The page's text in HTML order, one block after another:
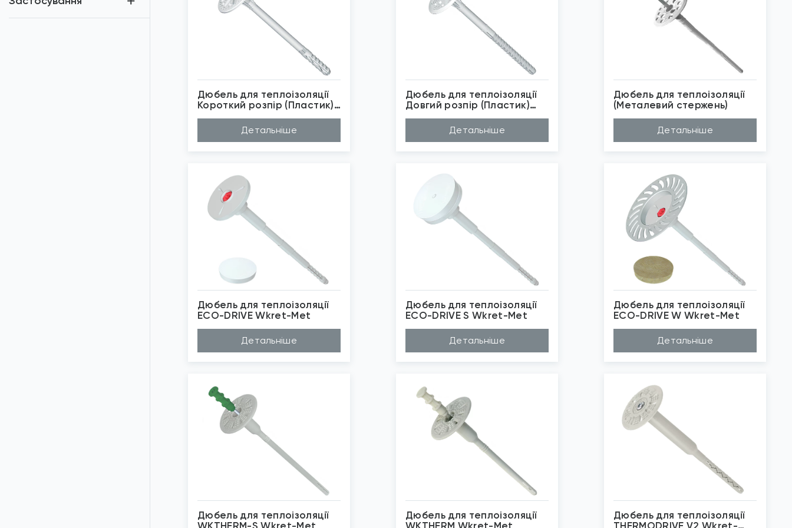
Дюбель для теплоізоляції
Короткий розпір (Пластик)
Поліетилен
Довжина (A...
120мм, 160мм, 20...
Діаметр (D...
10мм
Бренд
Wkret-Met
Детальніше
Дюбель для теплоізоляції
Довгий розпір (Пластик)
Поліетилен
Довжина (A...
160мм, 200мм, 14...
Діаметр (D...
10мм
Бренд
Wkret-Met
Детальніше
Дюбель для теплоізоляції
(Металевий стержень)
Поліпропілен
Довжина (A...
120мм, 160мм, 20...
Діаметр (D...
10мм
Застосуван...
Пористі матеріал...
Детальніше
Дюбель для теплоізоляції
ECO-DRIVE Wkret-Met
Нейлон, Поліетил...
Довжина (A...
250мм, 370мм, 43...
Діаметр (D...
8мм
Бренд
Wkret-Met
Детальніше
Дюбель для теплоізоляції
ECO-DRIVE S Wkret-Met
Нейлон, Поліетил...
Довжина (A...
250мм, 370мм, 43...
Діаметр (D...
8мм
Бренд
Wkret-Met
Детальніше
Дюбель для теплоізоляції
ECO-DRIVE W Wkret-Met
Нейлон, Поліетил...
Довжина (A...
250мм, 370мм, 43...
Діаметр (D...
8мм
Бренд
Wkret-Met
Детальніше
Дюбель для теплоізоляції
WKTHERM-S Wkret-Met
Дюбель для теплоізоляції
WKTHERM Wkret-Met
Дюбель для теплоізоляції
THERMODRIVE V2 Wkret-